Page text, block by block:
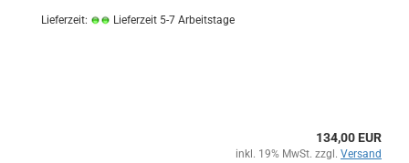
Lieferzeit: Lieferzeit 5-7 Arbeitstage
134,00 EUR
inkl. 19% MwSt. zzgl. Versand